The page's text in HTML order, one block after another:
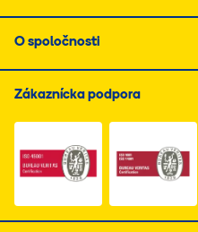
O spoločnosti
Zákaznícka podpora
Link do dokumentu
Link